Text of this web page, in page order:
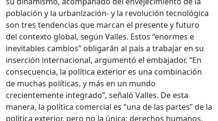
población y la urbanización- y la revolución tecnológica
son tres tendencias que marcan el presente y futuro
del contexto global, según Valles. Estos “enormes e
inevitables cambios” obligarán al país a trabajar en su
inserción internacional, argumentó el embajador. “En
consecuencia, la política exterior es una combinación
de muchas políticas, y más en un mundo
crecientemente integrado”, señaló Valles. De esta
manera, la política comercial es “una de las partes” de la
política exterior, pero no la única; derechos humanos,